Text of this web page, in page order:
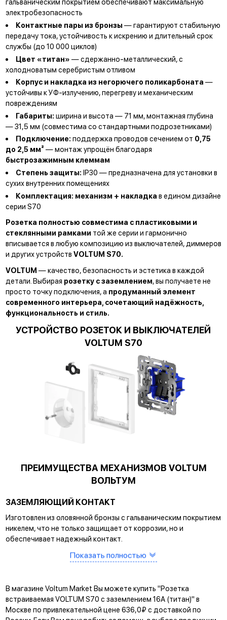
гальваническим покрытием обеспечивают максимальную
электробезопасность
Контактные пары из бронзы — гарантируют стабильную
передачу тока, устойчивость к искрению и длительный срок
службы (до 10 000 циклов)
Цвет «титан» — сдержанно-металлический, с
холодноватым серебристым отливом
Корпус и накладка из негорючего поликарбоната —
устойчивы к УФ-излучению, перегреву и механическим
повреждениям
Габариты: ширина и высота — 71 мм, монтажная глубина
— 31,5 мм (совместима со стандартными подрозетниками)
Подключение: поддержка проводов сечением от 0,75
до 2,5 мм² — монтаж упрощён благодаря
быстрозажимным клеммам
Степень защиты: IP30 — предназначена для установки в
сухих внутренних помещениях
Комплектация: механизм + накладка в едином дизайне
серии S70
Розетка полностью совместима с пластиковыми и
стеклянными рамками той же серии и гармонично
вписывается в любую композицию из выключателей, диммеров
и других устройств VOLTUM S70.
VOLTUM — качество, безопасность и эстетика в каждой
детали. Выбирая розетку с заземлением, вы получаете не
просто точку подключения, а продуманный элемент
современного интерьера, сочетающий надёжность,
функциональность и стиль.
УСТРОЙСТВО РОЗЕТОК И ВЫКЛЮЧАТЕЛЕЙ
VOLTUM S70
ПРЕИМУЩЕСТВА МЕХАНИЗМОВ VOLTUM
ВОЛЬТУМ
ЗАЗЕМЛЯЮЩИЙ КОНТАКТ
Изготовлен из оловянной бронзы с гальваническим покрытием
никелем, что не только защищает от коррозии, но и
обеспечивает надежный контакт.
САМОЗАЖИМНЫЕ КЛЕММЫ
КРЕПЛЕНИЕ EASY CLICK
Обеспечивает быстрое и легкое соединение механизма с
Показать полностью
В магазине Voltum Market Вы можете купить "Розетка
встраиваемая VOLTUM S70 с заземлением 16А (титан)" в
Москве по привлекательной цене 636,0₽ с доставкой по